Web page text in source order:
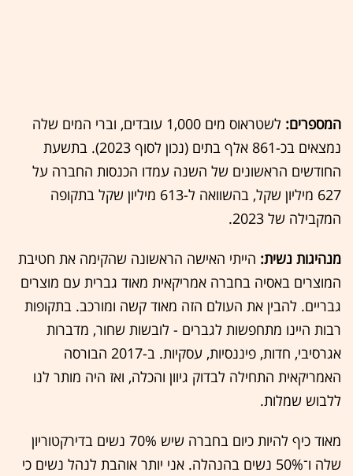
המספרים:
לשטראוס מים 1,000 עובדים, וברי המים שלה
נמצאים בכ-861 אלף בתים (נכון לסוף 2023). בתשעת
החודשים הראשונים של השנה עמדו הכנסות החברה על
627 מיליון שקל, בהשוואה ל-613 מיליון שקל בתקופה
המקבילה של 2023.
מנהיגות נשית: הייתי האישה הראשונה שהקימה את חטיבת
המוצרים באסיה בחברה אמריקאית מאוד גברית עם מוצרים
גבריים. להבין את העולם הזה מאוד קשה ומורכב. בתקופות
רבות היינו מתחפשות לגברים - לובשות שחור, מדברות
אגרסיבי, חדות, פיננסיות, עסקיות. ב-2017 הבורסה
האמריקאית התחילה לבדוק גיוון והכלה, ואז היה מותר לנו
ללבוש שמלות.
מאוד כיף להיות כיום בחברה שיש 70% נשים בדירקטוריון
שלה ו־50% נשים בהנהלה. אני יותר אוהבת לנהל נשים כי